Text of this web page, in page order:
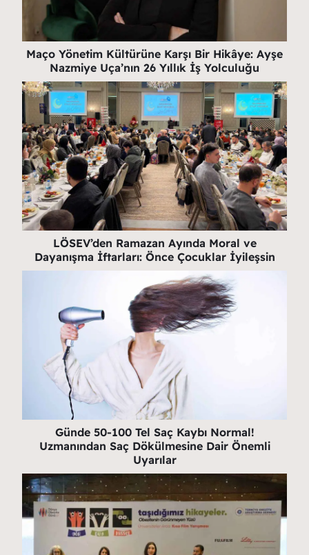
Maço Yönetim Kültürüne Karşı Bir Hikâye: Ayşe
Nazmiye Uça’nın 26 Yıllık İş Yolculuğu
LÖSEV’den Ramazan Ayında Moral ve
Dayanışma İftarları: Önce Çocuklar İyileşsin
Günde 50-100 Tel Saç Kaybı Normal!
Uzmanından Saç Dökülmesine Dair Önemli
Uyarılar